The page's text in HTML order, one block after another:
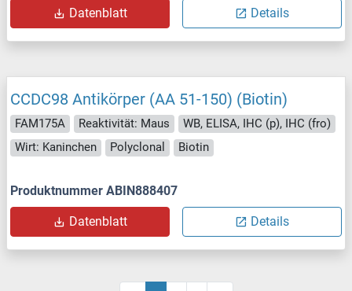
Datenblatt Details
CCDC98 Antikörper (AA 51-150) (Biotin)
FAM175A Reaktivität: Maus
WB, ELISA, IHC (p), IHC (fro)
Wirt: Kaninchen
Polyclonal Biotin
Produktnummer ABIN888407
Datenblatt Details